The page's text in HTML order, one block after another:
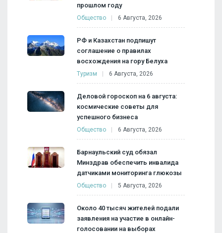
прошлом году
Общество 6 Августа, 2026
РФ и Казахстан подпишут
соглашение о правилах
восхождения на гору Белуха
Туризм 6 Августа, 2026
Деловой гороскоп на 6 августа:
космические советы для
успешного бизнеса
Общество 6 Августа, 2026
Барнаульский суд обязал
Минздрав обеспечить инвалида
датчиками мониторинга глюкозы
Общество 5 Августа, 2026
Около 40 тысяч жителей подали
заявления на участие в онлайн-
голосовании на выборах